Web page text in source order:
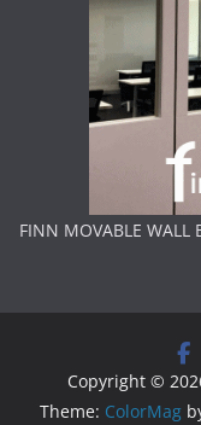
FINN MOVABLE WALL
Copyright ©
Theme: ColorMag